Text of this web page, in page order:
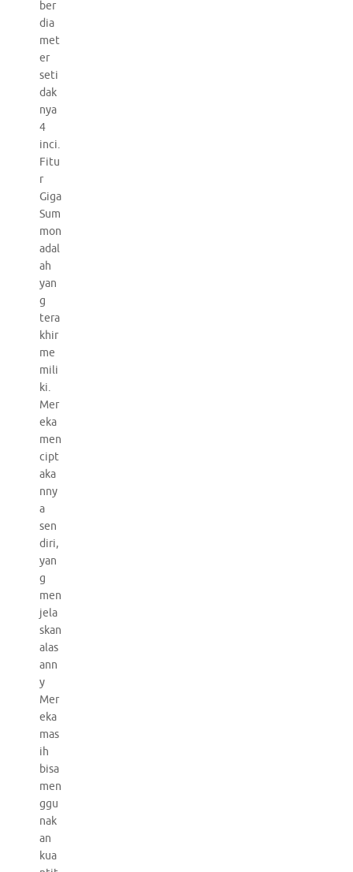
ber
dia
met
er
seti
dak
nya
4
inci.
Fitu
r
Giga
Sum
mon
adal
ah
yan
g
tera
khir
me
mili
ki.
Mer
eka
men
cipt
aka
nny
a
sen
diri,
yan
g
men
jela
skan
alas
ann
y
Mer
eka
mas
ih
bisa
men
ggu
nak
an
kua